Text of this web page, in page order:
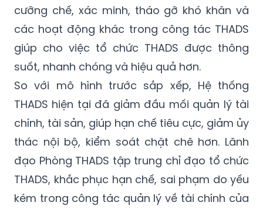
cưỡng chế, xác minh, tháo gỡ khó khăn và
các hoạt động khác trong công tác THADS
giúp cho việc tổ chức THADS được thông
suốt, nhanh chóng và hiệu quả hơn.
So với mô hình trước sắp xếp, Hệ thống
THADS hiện tại đã giảm đầu mối quản lý tài
chính, tài sản, giúp hạn chế tiêu cực, giảm ủy
thác nội bộ, kiểm soát chặt chẽ hơn. Lãnh
đạo Phòng THADS tập trung chỉ đạo tổ chức
THADS, khắc phục hạn chế, sai phạm do yếu
kém trong công tác quản lý về tài chính của